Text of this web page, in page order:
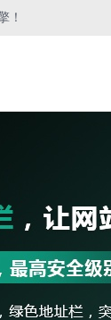
！